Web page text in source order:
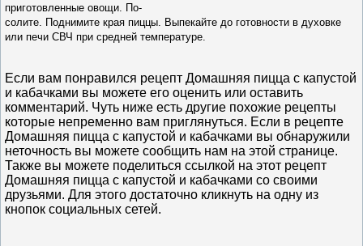
приготовленные овощи. По-
солите. Поднимите края пиццы. Выпекайте до готовности в духовке
или печи СВЧ при средней температуре.
Если вам понравился рецепт Домашняя пицца с капустой
и кабачками вы можете его оценить или оставить
комментарий. Чуть ниже есть другие похожие рецепты
которые непременно вам приглянуться. Если в рецепте
Домашняя пицца с капустой и кабачками вы обнаружили
неточность вы можете сообщить нам на этой странице.
Также вы можете поделиться ссылкой на этот рецепт
Домашняя пицца с капустой и кабачками со своими
друзьями. Для этого достаточно кликнуть на одну из
кнопок социальных сетей.